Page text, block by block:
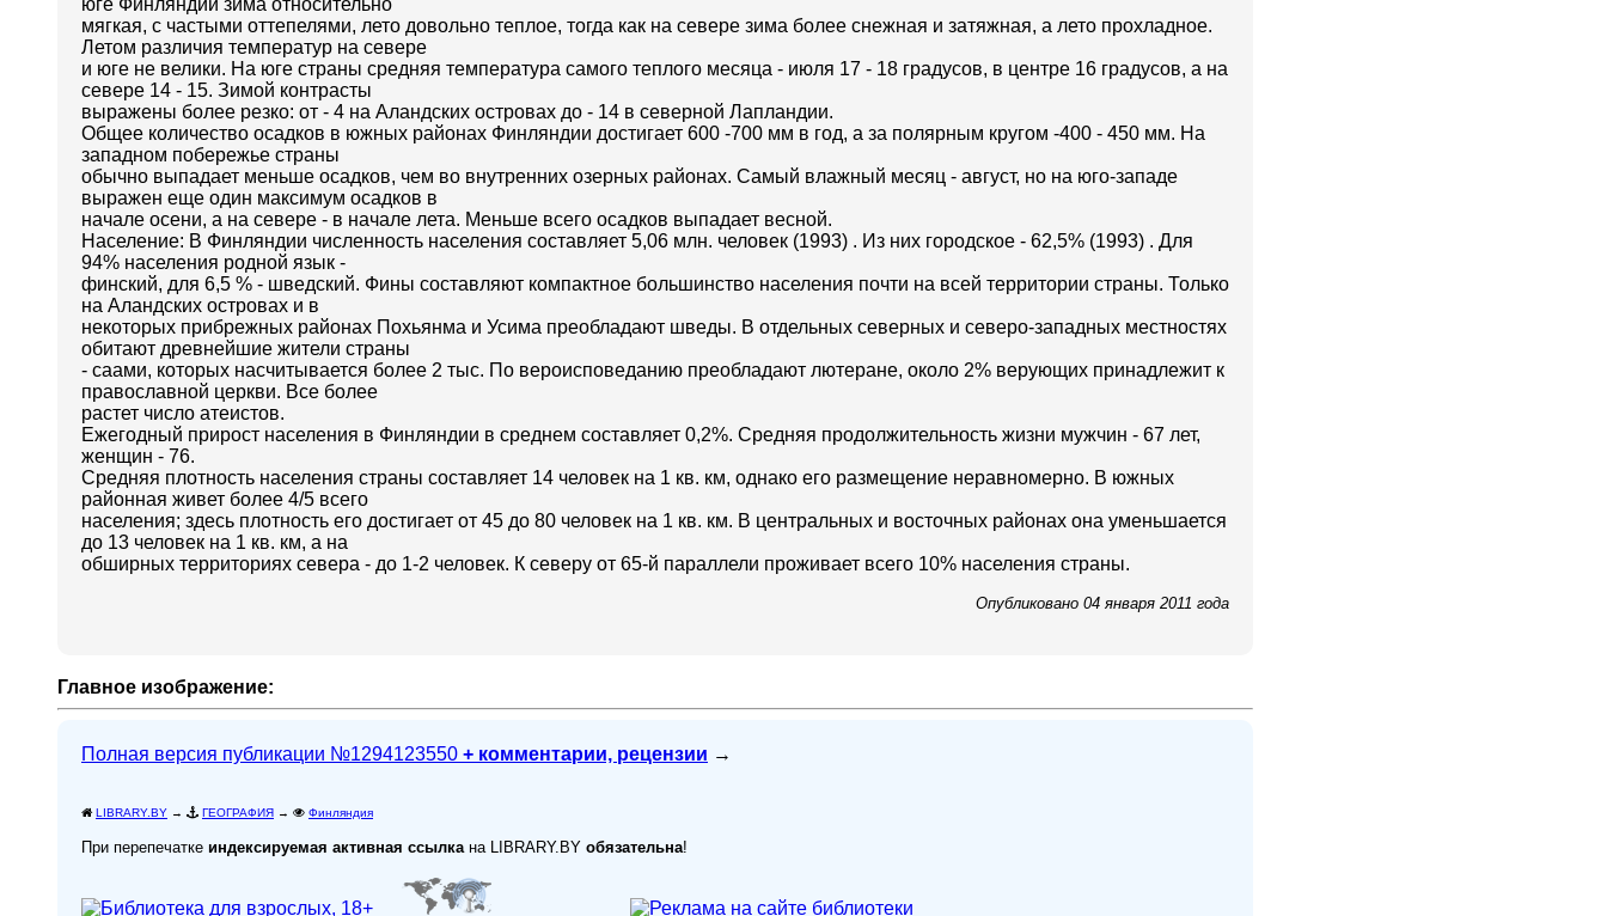
юге Финляндии зима относительно
мягкая, с частыми оттепелями, лето довольно теплое, тогда как на севере зима более снежная и затяжная, а лето прохладное.
Летом различия температур на севере
и юге не велики. На юге страны средняя температура самого теплого месяца - июля 17 - 18 градусов, в центре 16 градусов, а на
севере 14 - 15. Зимой контрасты
выражены более резко: от - 4 на Аландских островах до - 14 в северной Лапландии.
Общее количество осадков в южных районах Финляндии достигает 600 -700 мм в год, а за полярным кругом -400 - 450 мм. На
западном побережье страны
обычно выпадает меньше осадков, чем во внутренних озерных районах. Самый влажный месяц - август, но на юго-западе
выражен еще один максимум осадков в
начале осени, а на севере - в начале лета. Меньше всего осадков выпадает весной.
Население: В Финляндии численность населения составляет 5,06 млн. человек (1993) . Из них городское - 62,5% (1993) . Для
94% населения родной язык -
финский, для 6,5 % - шведский. Фины составляют компактное большинство населения почти на всей территории страны. Только
на Аландских островах и в
некоторых прибрежных районах Похьянма и Усима преобладают шведы. В отдельных северных и северо-западных местностях
обитают древнейшие жители страны
- саами, которых насчитывается более 2 тыс. По вероисповеданию преобладают лютеране, около 2% верующих принадлежит к
православной церкви. Все более
растет число атеистов.
Ежегодный прирост населения в Финляндии в среднем составляет 0,2%. Средняя продолжительность жизни мужчин - 67 лет,
женщин - 76.
Средняя плотность населения страны составляет 14 человек на 1 кв. км, однако его размещение неравномерно. В южных
районная живет более 4/5 всего
населения; здесь плотность его достигает от 45 до 80 человек на 1 кв. км. В центральных и восточных районах она уменьшается
до 13 человек на 1 кв. км, а на
обширных территориях севера - до 1-2 человек. К северу от 65-й параллели проживает всего 10% населения страны.
Опубликовано 04 января 2011 года
Главное изображение:
Полная версия публикации №1294123550 + комментарии, рецензии →
LIBRARY.BY → ГЕОГРАФИЯ → Финляндия
При перепечатке индексируемая активная ссылкана LIBRARY.BY обязательна!